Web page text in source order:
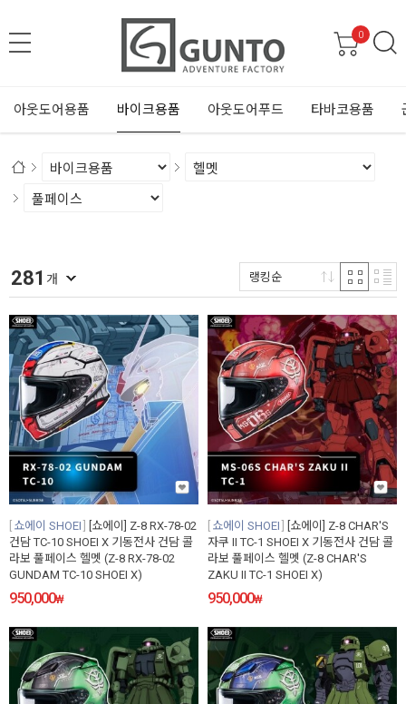
0
아웃도어용품 바이크용품 아웃도어푸드 타바코용품
281 개 랭킹순
쇼에이 SHOEI
[쇼에이] Z-8 RX-78-02
건담 TC-10 SHOEI X 기동전사 건담 콜
라보 풀페이스 헬멧 (Z-8 RX-78-02
GUNDAM TC-10 SHOEI X)
950,000₩
쇼에이 SHOEI
[쇼에이] Z-8 CHAR'S
자쿠 II TC-1 SHOEI X 기동전사 건담 콜
라보 풀페이스 헬멧 (Z-8 CHAR'S
ZAKU II TC-1 SHOEI X)
950,000₩